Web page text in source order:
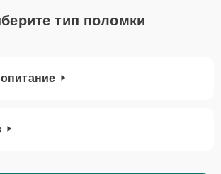
тип поломки